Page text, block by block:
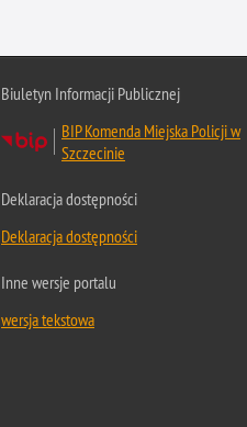
Biuletyn Informacji Publicznej
BIP Komenda Miejska Policji w
Szczecinie
Deklaracja dostępności
Deklaracja dostępności
Inne wersje portalu
wersja tekstowa